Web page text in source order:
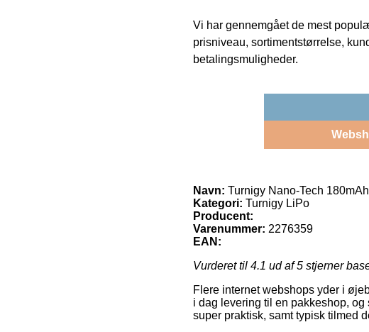
Vi har gennemgået de mest
prisniveau, sortimentstørrelse,
betalingsmuligheder.
Navn: Turnigy Nano-Tech
Kategori: Turnigy LiPo
Producent:
Varenummer: 2276359
EAN:
Vurderet til 4.1 ud af 5 stjerner
Flere internet webshops yder i
i dag levering til en pakkeshop,
super praktisk, samt typisk tilmed